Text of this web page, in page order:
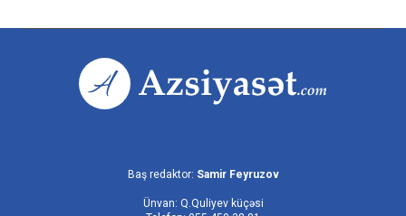
Baş redaktor: Samir Feyruzov
Ünvan: Q.Quliyev küçəsi